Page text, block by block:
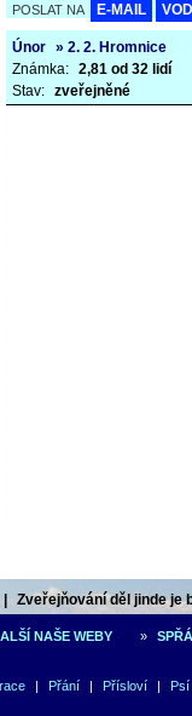
POSLAT NA E-MAIL
Únor » 2. 2. Hromnice
Známka: 2,81 od 32 lidí
Stav: zveřejněné
Zveřejňování děl jinde je
NAŠE WEBY »
| Přání | Přísloví | Psí